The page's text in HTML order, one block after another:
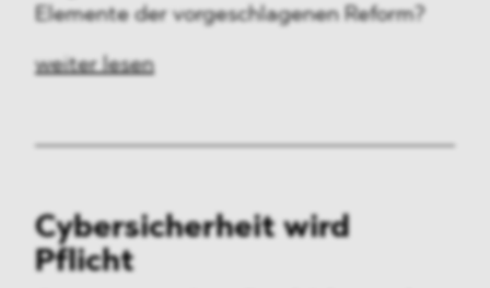
Elemente der vorgeschlagenen Reform?
weiter lesen
Cybersicherheit wird
Pflicht